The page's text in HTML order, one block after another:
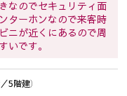
なのでセキュリティ面
ターホンなので来客時
ニが近くにあるので周
いです。
5階建）